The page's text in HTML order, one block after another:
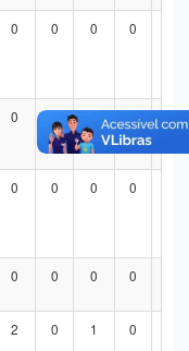
0 0 0 0
0 0 1 0 0
0 0 0 0
0 0 0 0
2 0 1 0